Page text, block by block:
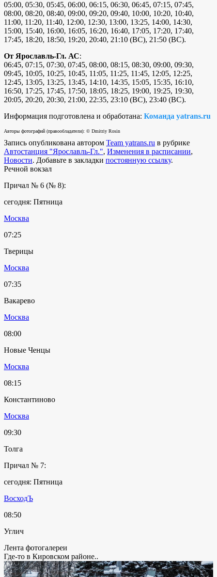
05:00, 05:30, 05:45, 06:00, 06:15, 06:30, 06:45, 07:15, 07:45,
08:00, 08:20, 08:40, 09:00, 09:20, 09:40, 10:00, 10:20, 10:40,
11:00, 11:20, 11:40, 12:00, 12:30, 13:00, 13:25, 14:00, 14:30,
15:00, 15:40, 16:00, 16:05, 16:20, 16:40, 17:05, 17:20, 17:40,
17:45, 18:20, 18:50, 19:20, 20:40, 21:10 (ВС), 21:50 (ВС).
От Ярославль-Гл. АС:
06:45, 07:15, 07:30, 07:45, 08:00, 08:15, 08:30, 09:00, 09:30,
09:45, 10:05, 10:25, 10:45, 11:05, 11:25, 11:45, 12:05, 12:25,
12:45, 13:05, 13:25, 13:45, 14:10, 14:35, 15:05, 15:35, 16:10,
16:50, 17:25, 17:45, 17:50, 18:05, 18:25, 19:00, 19:25, 19:30,
20:05, 20:20, 20:30, 21:00, 22:35, 23:10 (ВС), 23:40 (ВС).
Информация подготовлена и обработана: Команда yatrans.ru
Авторы фотографий (правообладатели): © Dmitriy Rosin
Запись опубликована автором Team yatrans.ru в рубрике
Автостанция "Ярославль-Гл.", Изменения в расписании,
Новости. Добавьте в закладки постоянную ссылку.
Речной вокзал
Причал № 6 (№ 8):
сегодня: Пятница
Москва
07:25
Тверицы
Москва
07:35
Вакарево
Москва
08:00
Новые Ченцы
Москва
08:15
Константиново
Москва
09:30
Толга
Причал № 7:
сегодня: Пятница
ВосходЪ
08:50
Углич
Лента фотогалереи
Где-то в Кировском районе..